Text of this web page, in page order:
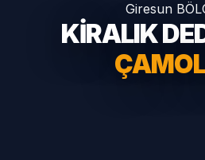
Giresun
KİRALIK